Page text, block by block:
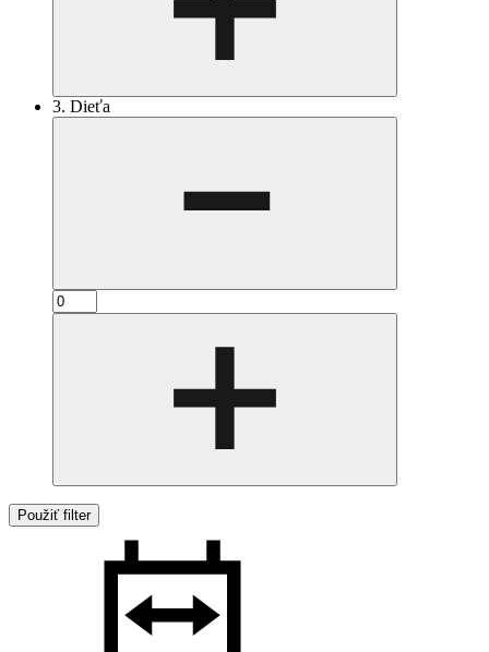
3. Dieťa
Použiť filter